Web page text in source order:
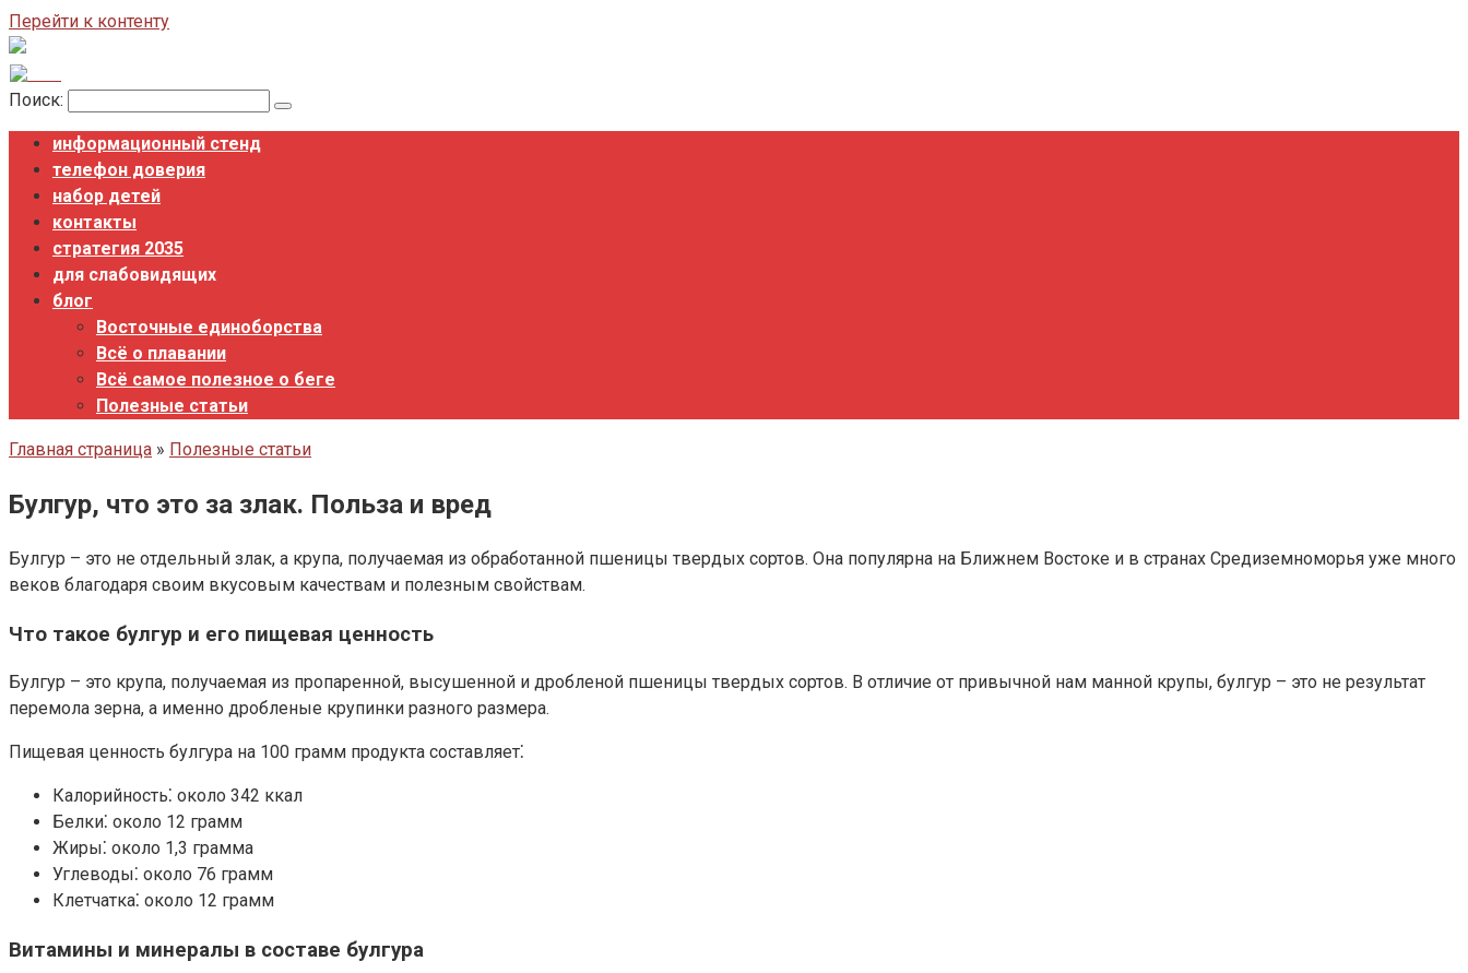
Перейти к контенту
Поиск:
информационный стенд
телефон доверия
набор детей
контакты
стратегия 2035
для слабовидящих
блог
Восточные единоборства
Всё о плавании
Всё самое полезное о беге
Полезные статьи
Главная страница » Полезные статьи
Булгур, что это за злак. Польза и вред
Булгур – это не отдельный злак, а крупа, получаемая из обработанной пшеницы твердых сортов.​ Она популярна на Ближнем Востоке и в странах Средиземноморья уже много
веков благодаря своим вкусовым качествам и полезным свойствам.
Что такое булгур и его пищевая ценность
Булгур – это крупа, получаемая из пропаренной, высушенной и дробленой пшеницы твердых сортов.​ В отличие от привычной нам манной крупы, булгур – это не результат
перемола зерна, а именно дробленые крупинки разного размера.​
Пищевая ценность булгура на 100 грамм продукта составляет⁚
Калорийность⁚ около 342 ккал
Белки⁚ около 12 грамм
Жиры⁚ около 1,3 грамма
Углеводы⁚ около 76 грамм
Клетчатка⁚ около 12 грамм
Витамины и минералы в составе булгура